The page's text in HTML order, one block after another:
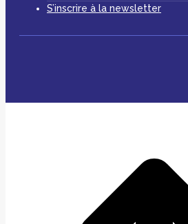
S’inscrire à la newsletter